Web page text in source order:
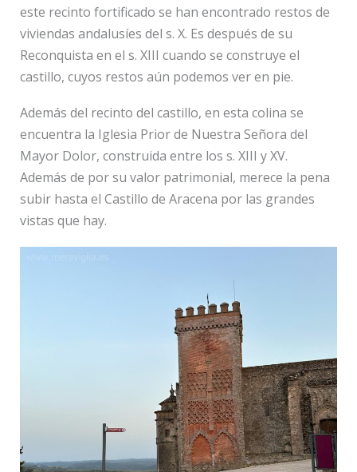
este recinto fortificado se han encontrado restos de
viviendas andalusíes del s. X. Es después de su
Reconquista en el s. XIII cuando se construye el
castillo, cuyos restos aún podemos ver en pie.
Además del recinto del castillo, en esta colina se
encuentra la Iglesia Prior de Nuestra Señora del
Mayor Dolor, construida entre los s. XIII y XV.
Además de por su valor patrimonial, merece la pena
subir hasta el Castillo de Aracena por las grandes
vistas que hay.